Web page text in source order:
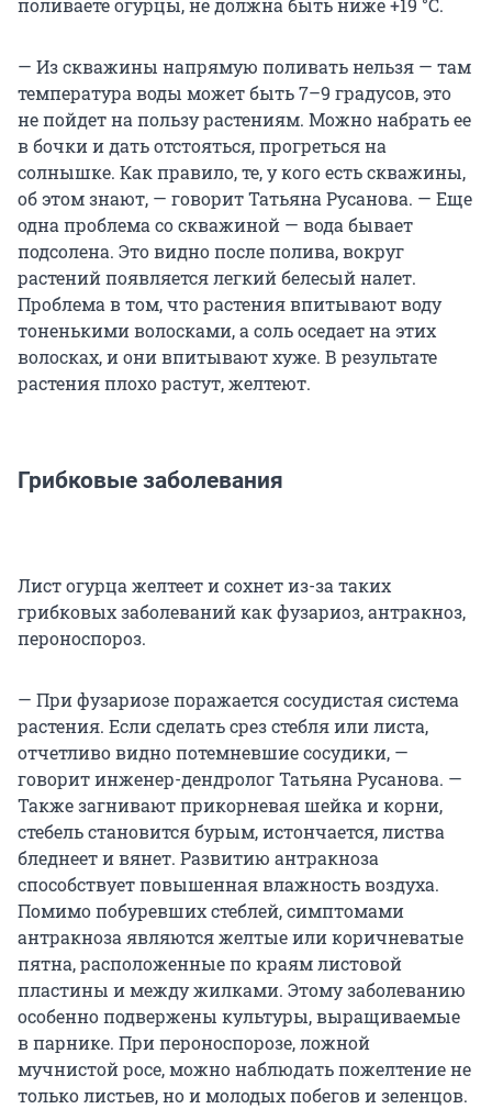
поливаете огурцы, не должна быть ниже +19 °С.
— Из скважины напрямую поливать нельзя — там
температура воды может быть 7–9 градусов, это
не пойдет на пользу растениям. Можно набрать ее
в бочки и дать отстояться, прогреться на
солнышке. Как правило, те, у кого есть скважины,
об этом знают, — говорит Татьяна Русанова. — Еще
одна проблема со скважиной — вода бывает
подсолена. Это видно после полива, вокруг
растений появляется легкий белесый налет.
Проблема в том, что растения впитывают воду
тоненькими волосками, а соль оседает на этих
волосках, и они впитывают хуже. В результате
растения плохо растут, желтеют.
Грибковые заболевания
Лист огурца желтеет и сохнет из-за таких
грибковых заболеваний как фузариоз, антракноз,
пероноспороз.
— При фузариозе поражается сосудистая система
растения. Если сделать срез стебля или листа,
отчетливо видно потемневшие сосудики, —
говорит инженер-дендролог Татьяна Русанова. —
Также загнивают прикорневая шейка и корни,
стебель становится бурым, истончается, листва
бледнеет и вянет. Развитию антракноза
способствует повышенная влажность воздуха.
Помимо побуревших стеблей, симптомами
антракноза являются желтые или коричневатые
пятна, расположенные по краям листовой
пластины и между жилками. Этому заболеванию
особенно подвержены культуры, выращиваемые
в парнике. При пероноспорозе, ложной
мучнистой росе, можно наблюдать пожелтение не
только листьев, но и молодых побегов и зеленцов.